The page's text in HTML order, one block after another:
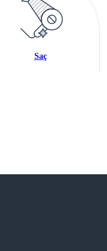
Saç